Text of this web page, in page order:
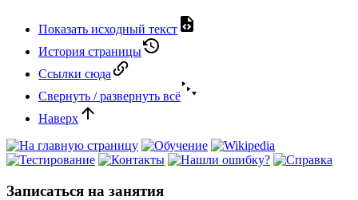
Показать исходный текст
История страницы
Ссылки сюда
Свернуть / развернуть всё
Наверх
Записаться на занятия